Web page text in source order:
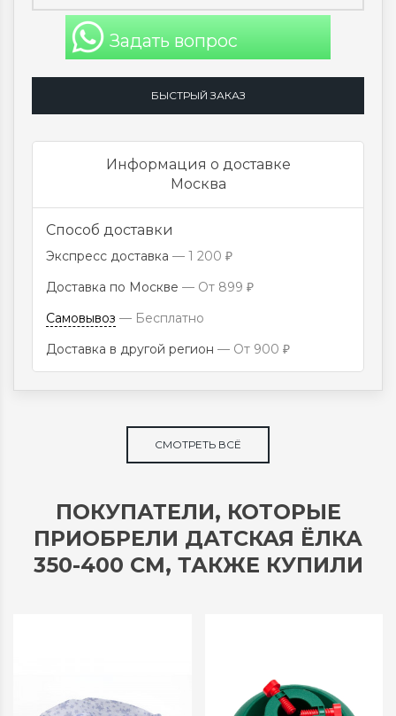
Задать вопрос
БЫСТРЫЙ ЗАКАЗ
Информация о доставке
Москва
Способ доставки
Экспресс доставка 1 200 ₽
Доставка по Москве От 899 ₽
Самовывоз
Бесплатно
Доставка в другой регион
От 900 ₽
СМОТРЕТЬ ВСЁ
ПОКУПАТЕЛИ, КОТОРЫЕ
ПРИОБРЕЛИ ДАТСКАЯ ЁЛКА
350-400 СМ, ТАКЖЕ КУПИЛИ